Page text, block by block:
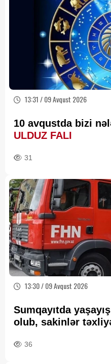
13:31 / 09 Avqust 2026
10 avqustda bizi
ULDUZ FALI
31
13:30 / 09 Avqust 2026
Sumqayıtda
olub, sakinlər
36